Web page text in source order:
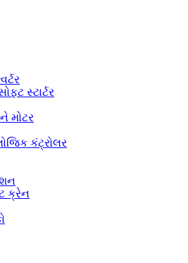
સ્ટાર્ટર
મોટર
કંટ્રોલર
ક્રેન